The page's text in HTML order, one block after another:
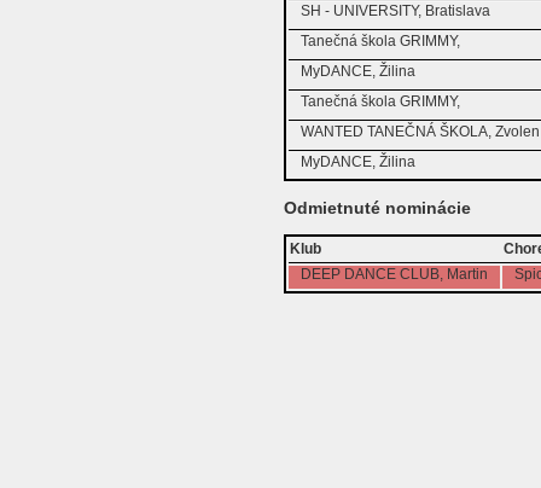
SH - UNIVERSITY, Bratislava
Tanečná škola GRIMMY,
MyDANCE, Žilina
Tanečná škola GRIMMY,
WANTED TANEČNÁ ŠKOLA,
MyDANCE, Žilina
Odmietnuté nominácie
Klub
DEEP DANCE CLUB, Martin